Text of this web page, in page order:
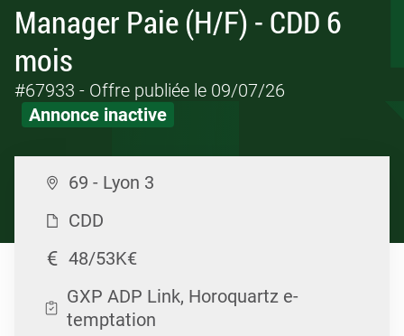
Manager Paie (H/F) - CDD 6
mois
#67933 - Offre publiée le 09/07/26
Annonce inactive
69 - Lyon 3
CDD
48/53K€
GXP ADP Link, Horoquartz e-
temptation